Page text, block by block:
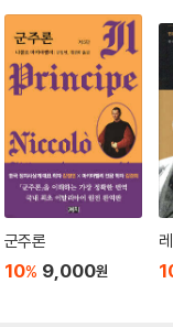
군주론
10% 9,000원